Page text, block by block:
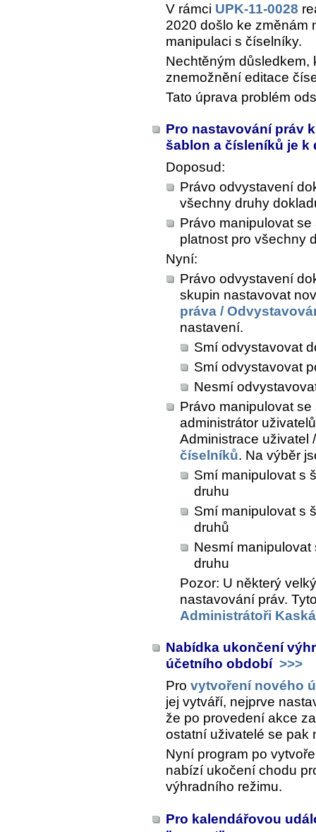
V rámci UPK-11-0028
2020 došlo ke změnám
manipulaci s číselníky.
Nechtěným důsledkem,
znemožnění editace
Tato úprava problém
Pro nastavování práv
šablon a čísleníků je
Doposud:
Právo odvystavení
všechny druhy
Právo manipulovat
platnost pro všechny
Nyní:
Právo odvystavení
skupin nastavovat
práva /
nastavení.
Smí odvystavovat
Smí odvystavovat
Nesmí
Právo manipulovat
administrátor
Administrace uživatel /
číselníků. Na výběr
Smí manipulovat s
druhu
Smí manipulovat s
druhů
Nesmí
druhu
Pozor: U některý
nastavování práv.
Administrátoři
Nabídka ukončení
účetního období >>>
Pro vytvoření nového
jej vytváří, nejprve
že po provedení akce
ostatní uživatelé se pak
Nyní program po
nabízí ukočení chodu
výhradního režimu.
Pro kalendářovou